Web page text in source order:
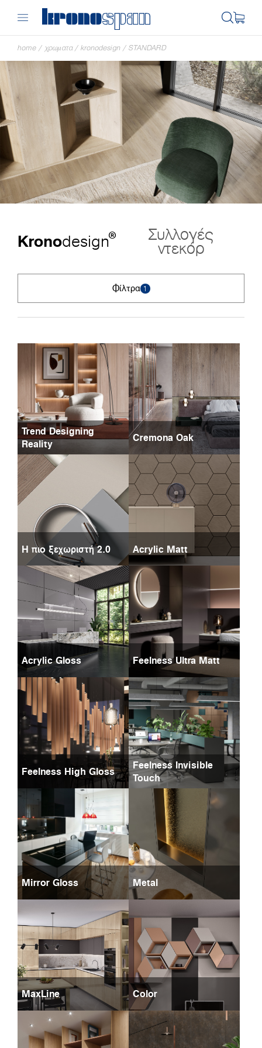
home / χρωματα/ kronodesign / STANDARD
Kronodesign® Συλλογές
ντεκόρ
Φίλτρα 1
Trend Designing
Reality
Cremona Oak
Η πιο ξεχωριστή 2.0 Acrylic Matt
Acrylic Gloss Feelness Ultra Matt
Feelness High Gloss
Feelness Invisible
Touch
Mirror Gloss Metal
MaxLine Color